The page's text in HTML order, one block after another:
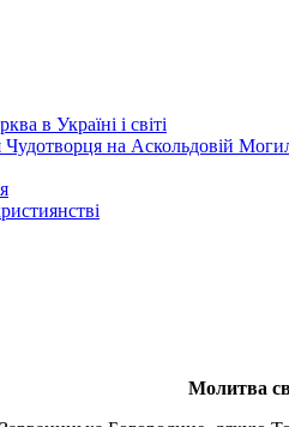
в Україні і світі
на Аскольдовій
Молитва